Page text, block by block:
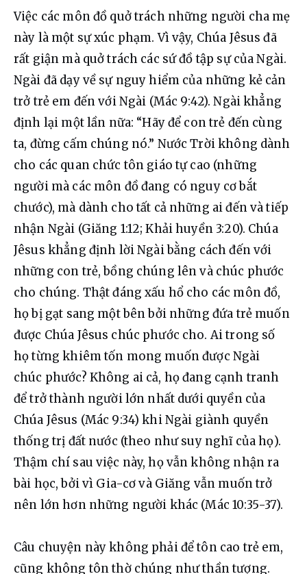
Việc các môn đồ quở trách những người cha mẹ
này là một sự xúc phạm. Vì vậy, Chúa Jêsus đã
rất giận mà quở trách các sứ đồ tập sự của Ngài.
Ngài đã dạy về sự nguy hiểm của những kẻ cản
trở trẻ em đến với Ngài (Mác 9:42). Ngài khẳng
định lại một lần nữa: “Hãy để con trẻ đến cùng
ta, đừng cấm chúng nó.” Nước Trời không dành
cho các quan chức tôn giáo tự cao (những
người mà các môn đồ đang có nguy cơ bắt
chước), mà dành cho tất cả những ai đến và tiếp
nhận Ngài (Giăng 1:12; Khải huyền 3:20). Chúa
Jêsus khẳng định lời Ngài bằng cách đến với
những con trẻ, bồng chúng lên và chúc phước
cho chúng. Thật đáng xấu hổ cho các môn đồ,
họ bị gạt sang một bên bởi những đứa trẻ muốn
được Chúa Jêsus chúc phước cho. Ai trong số
họ từng khiêm tốn mong muốn được Ngài
chúc phước? Không ai cả, họ đang cạnh tranh
để trở thành người lớn nhất dưới quyền của
Chúa Jêsus (Mác 9:34) khi Ngài giành quyền
thống trị đất nước (theo như suy nghĩ của họ).
Thậm chí sau việc này, họ vẫn không nhận ra
bài học, bởi vì Gia-cơ và Giăng vẫn muốn trở
nên lớn hơn những người khác (Mác 10:35-37).
Câu chuyện này không phải để tôn cao trẻ em,
cũng không tôn thờ chúng như thần tượng.